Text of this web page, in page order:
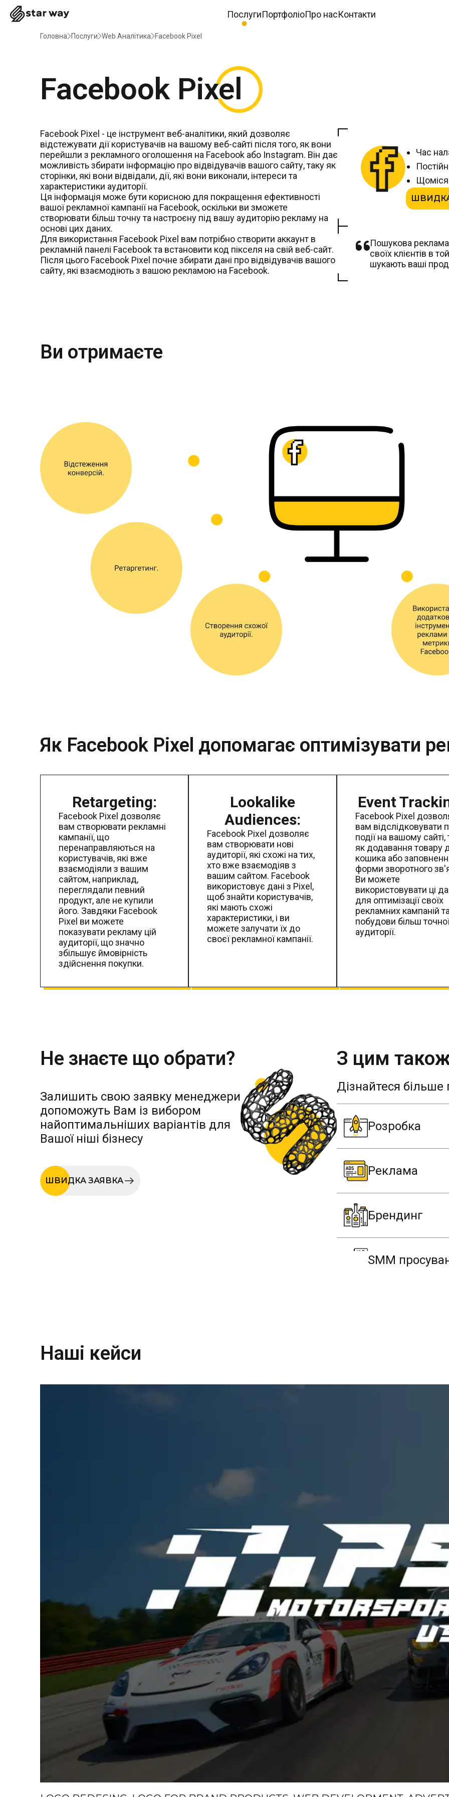
ПослугиПортфоліоПро насКонтакти
Головна Послуги Web Аналітика Facebook Pixel
Facebook Pixel
Facebook Pixel - це інструмент веб-аналітики, який дозволяє
відстежувати дії користувачів на вашому веб-сайті після того, як вони
перейшли з рекламного оголошення на Facebook або Instagram. Він дає
можливість збирати інформацію про відвідувачів вашого сайту, таку як
сторінки, які вони відвідали, дії, які вони виконали, інтереси та
характеристики аудиторії.
Ця інформація може бути корисною для покращення ефективності
вашої рекламної кампанії на Facebook, оскільки ви зможете
створювати більш точну та настроєну під вашу аудиторію рекламу на
основі цих даних.
Для використання Facebook Pixel вам потрібно створити аккаунт в
рекламній панелі Facebook та встановити код пікселя на свій веб-сайт.
Після цього Facebook Pixel почне збирати дані про відвідувачів вашого
сайту, які взаємодіють з вашою рекламою на Facebook.
Час
Пошукова реклама
своїх клієнтів в
шукають ваші
Ви отримаєте
Оптимізація Facebook-реклами під конкретні дії.
Як Facebook Pixel допомагає оптимізувати
Retargeting:
Facebook Pixel дозволяє
вам створювати рекламні
кампанії, що
перенаправляються на
користувачів, які вже
взаємодіяли з вашим
сайтом, наприклад,
переглядали певний
продукт, але не купили
його. Завдяки Facebook
Pixel ви можете
показувати рекламу цій
аудиторії, що значно
збільшує ймовірність
здійснення покупки.
Lookalike
Audiences:
Facebook Pixel дозволяє
вам створювати нові
аудиторії, які схожі на тих,
хто вже взаємодіяв з
вашим сайтом. Facebook
використовує дані з Pixel,
щоб знайти користувачів,
які мають схожі
характеристики, і ви
можете залучати їх до
своєї рекламної кампанії.
Event
Facebook Pixel
вам відслідковувати
події на вашому сайті,
як додавання товару
кошика або
форми зворотного
Ви можете
використовувати ці
для оптимізації своїх
рекламних кампаній
побудови більш
аудиторії.
Не знаєте що обрати?
Залишить свою заявку менеджери
допоможуть Вам із вибором
найоптимальніших варіантів для
Вашої ніші бізнесу
ШВИДКА ЗАЯВКА
З цим
Дізнайтеся більше
Розробка
Реклама
Брендинг
SMM
Наші кейси